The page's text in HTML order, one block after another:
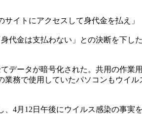
イトにアクセスして身代金を払え」
代金は支払わない」との決断を下
データが暗号化された。共用の作業
務で使用していたパソコンもウイ
4月12日午後にウイルス感染の事実